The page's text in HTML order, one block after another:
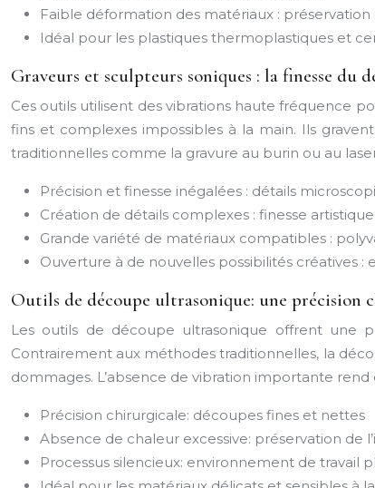
Faible déformation des matériaux : préservation
Idéal pour les plastiques thermoplastiques et
Graveurs et sculpteurs soniques : la finesse du
Ces outils utilisent des vibrations haute fréquence
fins et complexes impossibles à la main. Ils
traditionnelles comme la gravure au burin ou au
Précision et finesse inégalées : détails
Création de détails complexes : finesse
Grande variété de matériaux compatibles :
Ouverture à de nouvelles possibilités créatives :
Outils de découpe ultrasonique: une précision
Les outils de découpe ultrasonique offrent une
Contrairement aux méthodes traditionnelles, la
dommages. L’absence de vibration importante
Précision chirurgicale: découpes fines et nettes
Absence de chaleur excessive: préservation de
Processus silencieux: environnement de travail